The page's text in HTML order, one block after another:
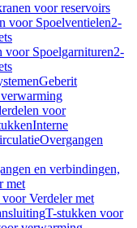
voor reservoirs
voor Spoelventielen2-
voor Spoelgarnituren2-
Geberit
voor
Interne
Overgangen
en verbindingen,
met
Verdeler met
T-stukken voor